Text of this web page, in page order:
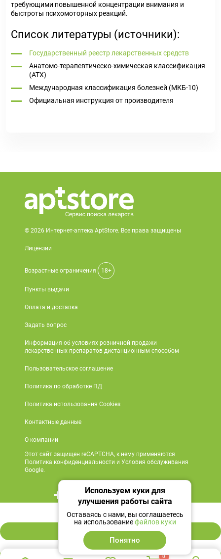
569 ₽
В корзину
требующими повышенной концентрации внимания и
быстроты психомоторных реакций.
Список литературы (источники):
Государственный реестр лекарственных средств
Анатомо-терапевтическо-химическая классификация
(ATX)
Международная классификация болезней (МКБ-10)
Официальная инструкция от производителя
© 2026 Интернет-аптека AptStore. Все права защищены
Лицензии
Возрастные ограничения 18+
Пункты выдачи
Оплата и доставка
Задать вопрос
Информация об условиях розничной продажи
лекарственных препаратов дистанционным способом
Пользовательское соглашение
Политика по обработке ПД
Политика использования Cookies
Контактные данные
О компании
Этот сайт защищен reCAPTCHA, к нему применяются
Политика конфиденциальности и Условия обслуживания
Google.
+7 495 419 18 18
Мы в социальных сетях
0
Используем куки для
улучшения работы сайта
Оставаясь с нами, вы соглашаетесь
на использованиефайлов куки
Понятно